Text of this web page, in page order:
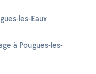
les-Eaux
à Pougues-les-